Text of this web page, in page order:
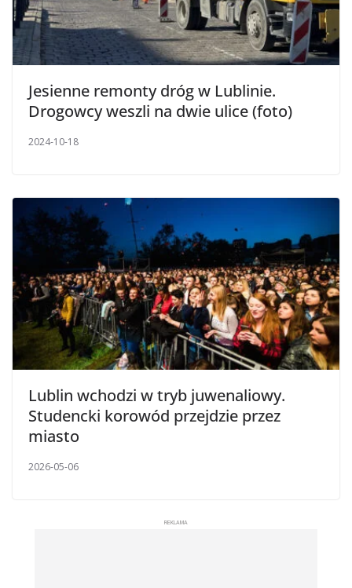
Jesienne remonty dróg w Lublinie.
Drogowcy weszli na dwie ulice (foto)
2024-10-18
Lublin wchodzi w tryb juwenaliowy.
Studencki korowód przejdzie przez
miasto
2026-05-06
REKLAMA